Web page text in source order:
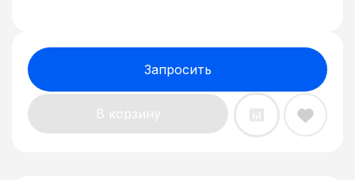
Запросить
В корзину